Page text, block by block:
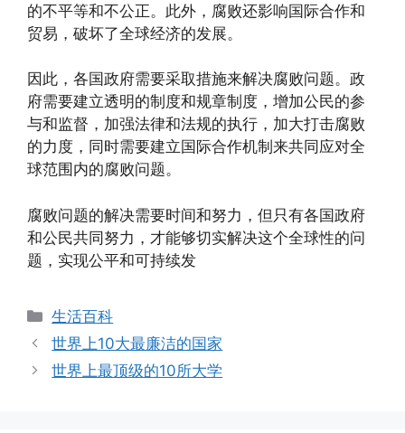
的不平等和不公正。此外，腐败还影响国际合作和
贸易，破坏了全球经济的发展。
因此，各国政府需要采取措施来解决腐败问题。政
府需要建立透明的制度和规章制度，增加公民的参
与和监督，加强法律和法规的执行，加大打击腐败
的力度，同时需要建立国际合作机制来共同应对全
球范围内的腐败问题。
腐败问题的解决需要时间和努力，但只有各国政府
和公民共同努力，才能够切实解决这个全球性的问
题，实现公平和可持续发
分
类
生活百科
世界上10大最廉洁的国家
世界上最顶级的10所大学